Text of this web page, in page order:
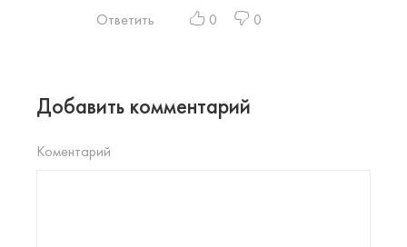
Ответить
0 0
Добавить комментарий
Коментарий